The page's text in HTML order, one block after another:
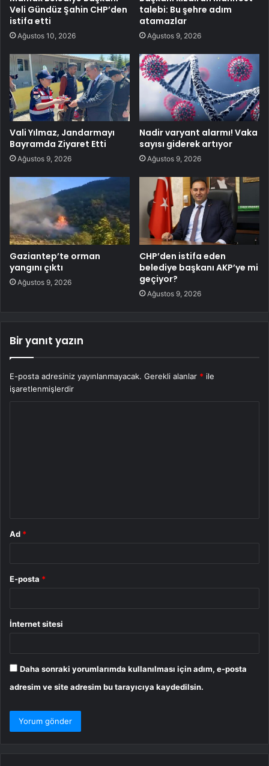
Veli Gündüz Şahin CHP’den
istifa etti
Ağustos 10, 2026
talebi: Bu şehre adım
atamazlar
Ağustos 9, 2026
Vali Yılmaz, Jandarmayı
Bayramda Ziyaret Etti
Ağustos 9, 2026
Nadir varyant alarmı! Vaka
sayısı giderek artıyor
Ağustos 9, 2026
Gaziantep’te orman
yangını çıktı
Ağustos 9, 2026
CHP’den istifa eden
belediye başkanı AKP’ye mi
geçiyor?
Ağustos 9, 2026
Bir yanıt yazın
E-posta adresiniz yayınlanmayacak. Gerekli alanlar * ile
işaretlenmişlerdir
Ad *
E-posta *
İnternet sitesi
Daha sonraki yorumlarımda kullanılması için adım, e-posta
adresim ve site adresim bu tarayıcıya kaydedilsin.